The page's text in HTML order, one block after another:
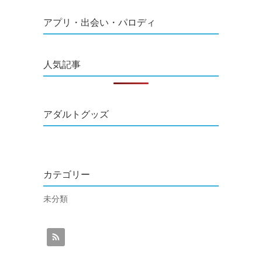
アプリ・出会い・パロディ
人気記事
アダルトグッズ
カテゴリー
未分類